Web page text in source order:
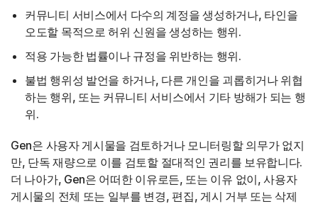
커뮤니티 서비스에서 다수의 계정을 생성하거나, 타인을
오도할 목적으로 허위 신원을 생성하는 행위.
적용 가능한 법률이나 규정을 위반하는 행위.
불법 행위성 발언을 하거나, 다른 개인을 괴롭히거나 위협
하는 행위, 또는 커뮤니티 서비스에서 기타 방해가 되는 행
위.
Gen은 사용자 게시물을 검토하거나 모니터링할 의무가 없지
만, 단독 재량으로 이를 검토할 절대적인 권리를 보유합니다.
더 나아가, Gen은 어떠한 이유로든, 또는 이유 없이, 사용자
게시물의 전체 또는 일부를 변경, 편집, 게시 거부 또는 삭제